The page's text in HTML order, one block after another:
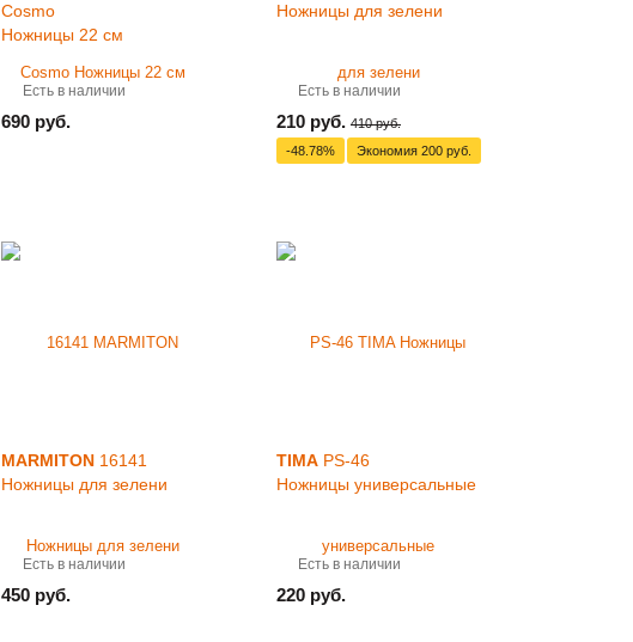
Cosmo
Ножницы 22 см
Есть в наличии
690 руб.
Ножницы для зелени
Есть в наличии
210 руб. 410 руб.
-48.78%
Экономия 200 руб.
MARMITON 16141
Ножницы для зелени
Есть в наличии
450 руб.
TIMA PS-46
Ножницы универсальные
Есть в наличии
220 руб.